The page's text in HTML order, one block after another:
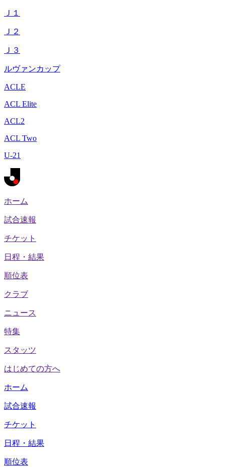
Ｊ１
Ｊ２
Ｊ３
ルヴァンカップ
ACLE
ACL Elite
ACL2
ACL Two
U-21
ホーム
試合速報
チケット
日程・結果
順位表
クラブ
ニュース
特集
スタッツ
はじめての方へ
ホーム
試合速報
チケット
日程・結果
順位表